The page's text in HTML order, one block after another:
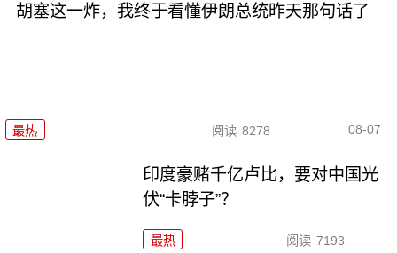
胡塞这一炸，我终于看懂伊朗总统昨天那句话了
最热 阅读 8278 08-07
印度豪赌千亿卢比，要对中国光
伏“卡脖子”？
最热 阅读 7193